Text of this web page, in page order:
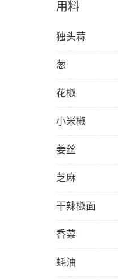
用料
独头蒜
葱
花椒
小米椒
姜丝
芝麻
干辣椒面
香菜
蚝油